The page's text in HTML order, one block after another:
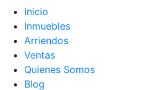
Inicio
Inmuebles
Arriendos
Ventas
Quienes Somos
Blog